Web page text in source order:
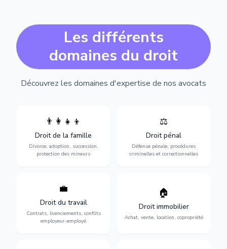
Les différents
domaines du droit
Découvrez les domaines d'expertise de nos avocats
👨‍👩‍👧‍👦
Droit de la famille
Divorce, adoption, succession,
protection des mineurs
Divorce, garde d'enfants,
adoption, succession et
protection des personnes
vulnérables.
⚖️
Droit pénal
Défense pénale, procédures
criminelles et correctionnelles
Expertise en matière pénale,
vue jusqu'au procès, pour
toute affaire correctionnelle
ou criminelle.
💼
Droit du travail
Contrats, licenciements, conflits
employeur-employé
Protection de vos droits au
licenciements, harcèlement,
discrimination et conflits
avec l'employeur.
🏠
Droit immobilier
Achat, vente, location, copropriété
Sécurisation de vos projets
immobiliers : achat, vente,
location, construction et
gestion de copropriété.